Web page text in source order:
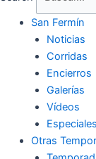
San Fermín
Noticias
Corridas
Encierros
Galerías
Vídeos
Especiales
Otras